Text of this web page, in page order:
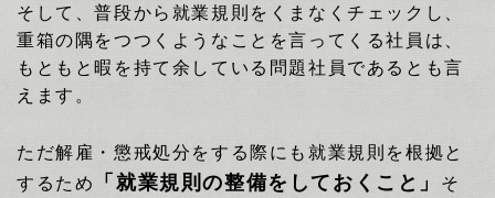
そして、普段から就業規則をくまなくチェックし、
重箱の隅をつつくようなことを言ってくる社員は、
もともと暇を持て余している問題社員であるとも言
えます。
ただ解雇・懲戒処分をする際にも就業規則を根拠と
する ため 「就業規則の整備をしておくこと」
そ